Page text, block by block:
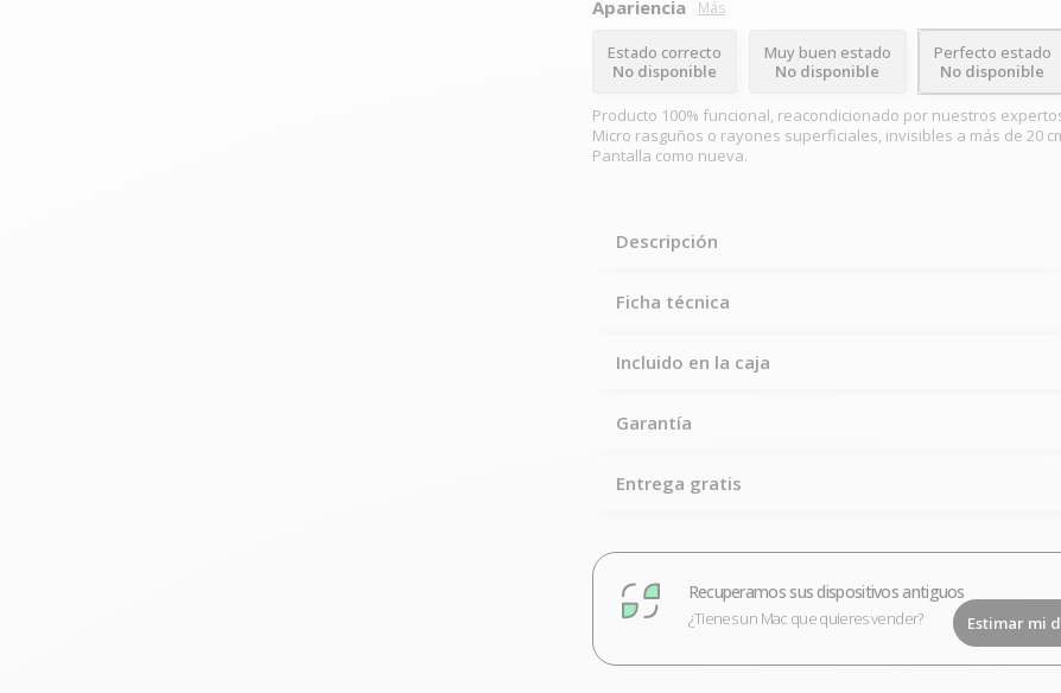
Apariencia Más
Estado correcto
No disponible
Muy buen estado
No disponible
Perfecto estado
No disponible
Producto 100% funcional, reacondicionado por nuestros
Micro rasguños o rayones superficiales, invisibles a más de 20
Pantalla como nueva.
Descripción
Ficha técnica
Incluido en la caja
Garantía
Entrega gratis
Recuperamos sus dispositivos antiguos
¿Tienes un Mac que quieres vender? Estimar mi